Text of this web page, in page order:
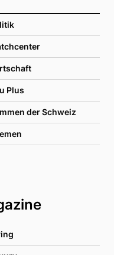
Plus
der Schweiz